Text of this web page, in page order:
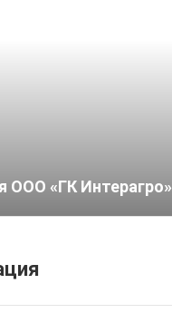
ООО «ГК Интерагро»